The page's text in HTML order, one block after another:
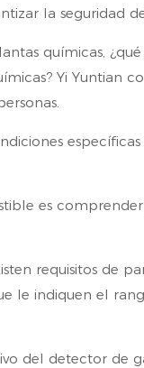
la seguridad
químicas,
Yi Yuntian
es
requisitos de
le indiquen el
del detector de